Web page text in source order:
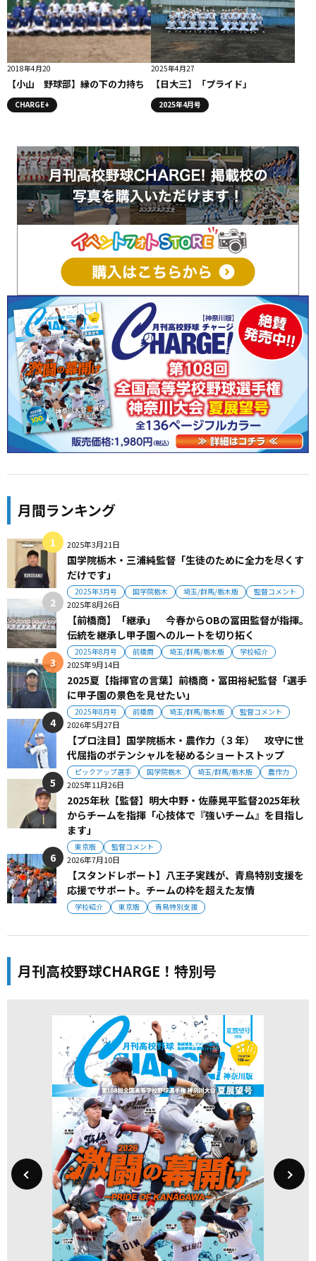
2018年4月20
【小山 野球部】縁の下の力持ち
CHARGE+
2025年4月27
【日大三】「プライド」
2025年4月号
月間ランキング
2025年3月21日
国学院栃木・三浦純監督「生徒のために全力を尽くす
だけです」
2025年3月号 国学院栃木 埼玉/群馬/栃木版 監督コメント
2025年8月26日
【前橋商】「継承」 今春からOBの冨田監督が指揮。
伝統を継承し甲子園へのルートを切り拓く
2025年8月号 前橋商 埼玉/群馬/栃木版 学校紹介
2025年9月14日
2025夏【指揮官の言葉】前橋商・冨田裕紀監督「選手
に甲子園の景色を見せたい」
2025年8月号 前橋商 埼玉/群馬/栃木版 監督コメント
2026年5月27日
【プロ注目】国学院栃木・農作力（３年） 攻守に世
代屈指のポテンシャルを秘めるショートストップ
ピックアップ選手 国学院栃木 埼玉/群馬/栃木版 農作力
2025年11月26日
2025年秋【監督】明大中野・佐藤晃平監督2025年秋
からチームを指揮「心技体で『強いチーム』を目指し
ます」
東京版 監督コメント
2026年7月10日
【スタンドレポート】八王子実践が、青鳥特別支援を
応援でサポート。チームの枠を超えた友情
学校紹介 東京版 青鳥特別支援
月刊高校野球CHARGE！特別号